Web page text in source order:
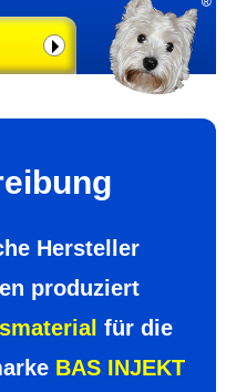
Hersteller
produziert
für die
BAS INJEKT